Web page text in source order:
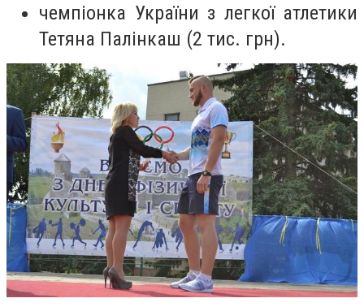
чемпіонка України з легкої атлетики
Тетяна Палінкаш (2 тис. грн).